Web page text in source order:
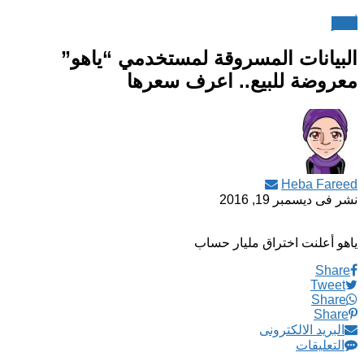
البيانات المسروقة لمستخدمي “ياهو”
معروضة للبيع.. اعرف سعرها
Heba Fareed
نشر فى ديسمبر 19, 2016
ياهو أعلنت اختراق مليار حساب
Share
Tweet
Share
Share
البريد الالكترونى
التعليقات